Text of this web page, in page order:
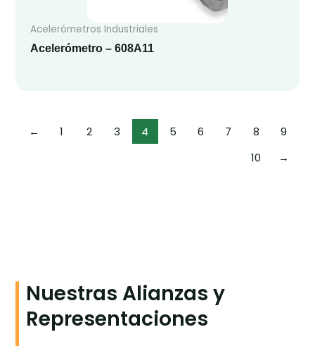
Acelerómetros Industriales
Acelerómetro – 608A11
← 1 2 3 4 5 6 7 8
9
10
→
Nuestras Alianzas y
Representaciones